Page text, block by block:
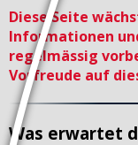
Diese Seite
Informationen
regelmässig
Vorfreude auf
Was erwartet